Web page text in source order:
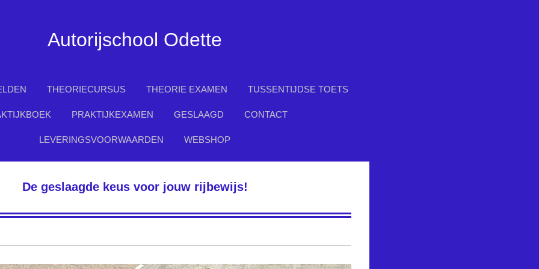
Autorijschool Odette
THEORIECURSUS THEORIE EXAMEN TUSSENTIJDSE TOETS
PRAKTIJKEXAMEN GESLAAGD CONTACT
LEVERINGSVOORWAARDEN WEBSHOP
De geslaagde keus voor jouw rijbewijs!